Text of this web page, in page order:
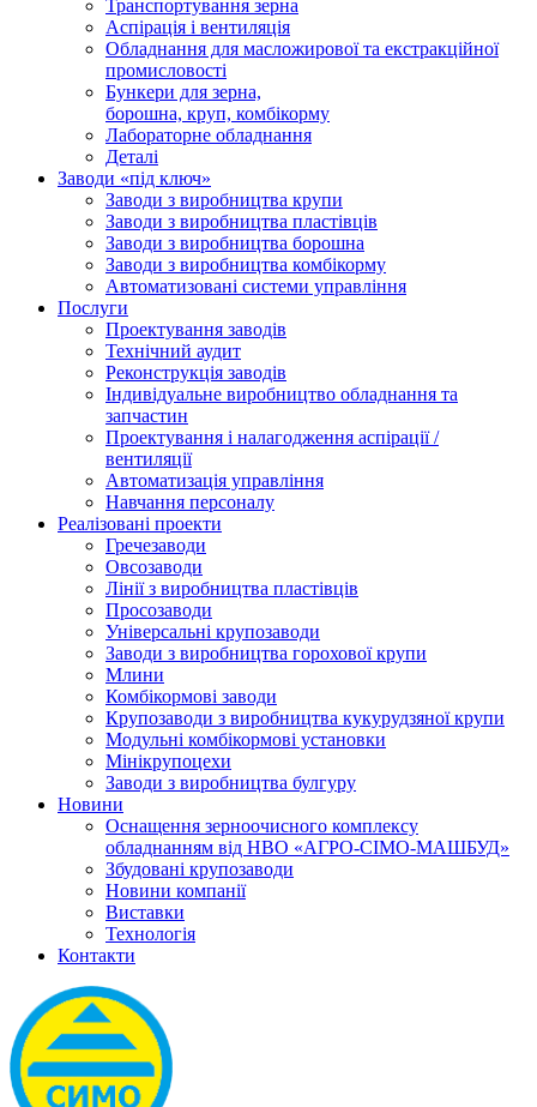
Транспортування зерна
Аспірація і вентиляція
Обладнання для масложирової та екстракційної
промисловості
Бункери для зерна,
борошна, круп, комбікорму
Лабораторне обладнання
Деталі
Заводи «під ключ»
Заводи з виробництва крупи
Заводи з виробництва пластівців
Заводи з виробництва борошна
Заводи з виробництва комбікорму
Автоматизовані системи управління
Послуги
Проектування заводів
Технічний аудит
Реконструкція заводів
Індивідуальне виробництво обладнання та
запчастин
Проектування і налагодження аспірації /
вентиляції
Автоматизація управління
Навчання персоналу
Реалізовані проекти
Гречезаводи
Овсозаводи
Лінії з виробництва пластівців
Просозаводи
Універсальні крупозаводи
Заводи з виробництва горохової крупи
Млини
Комбікормові заводи
Крупозаводи з виробництва кукурудзяної крупи
Модульні комбікормові установки
Мінікрупоцехи
Заводи з виробництва булгуру
Новини
Оснащення зерноочисного комплексу
обладнанням від НВО «АГРО-СІМО-МАШБУД»
Збудовані крупозаводи
Новини компанії
Виставки
Технологія
Контакти